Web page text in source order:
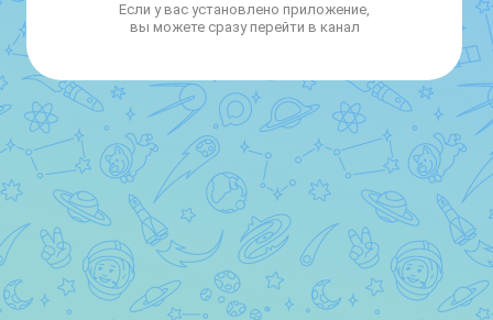
Если у вас установлено приложение,
вы можете сразу перейти в канал